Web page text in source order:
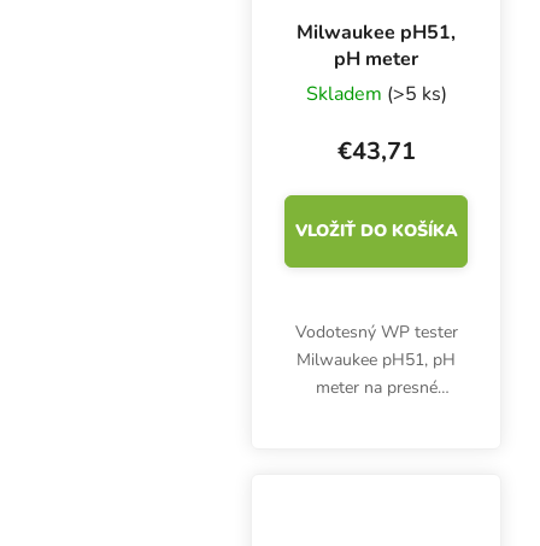
Milwaukee pH51,
pH meter
Skladem (>5 ks)
€43,71
VLOŽIŤ DO KOŠÍKA
Vodotesný WP tester
Milwaukee pH51, pH
meter na presné